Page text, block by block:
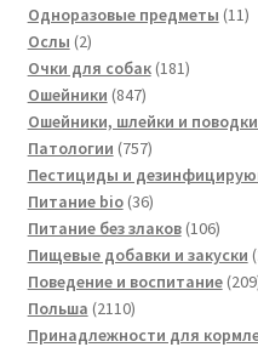
товаров
Одноразовые предметы 1111
Ослы 22
товара
Очки для собак 181181
Ошейники 847847
товаров
Ошейники, шлейки и
Патологии 757757
товаров
Пестициды и
Питание bio 3636
товаров
Питание без злаков 106106
Пищевые добавки и закуски
Поведение и воспитание 209
Польша 21102110
товаров
Принадлежности для